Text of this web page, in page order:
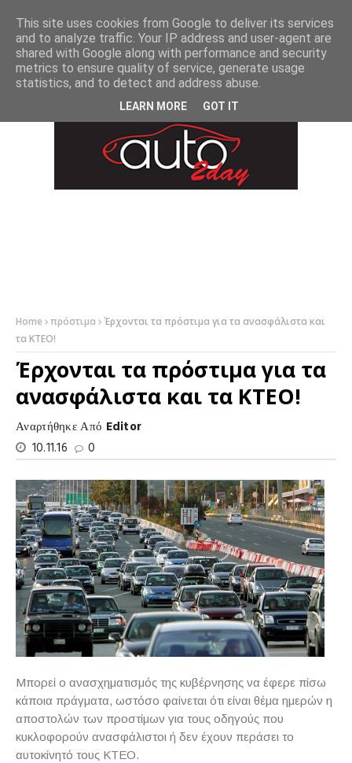
Home πρόστιμα
Έρχονται τα πρόστιμα για τα ανασφάλιστα και
τα ΚΤΕΟ!
Έρχονται τα πρόστιμα για τα
ανασφάλιστα και τα ΚΤΕΟ!
Αναρτήθηκε Από Editor
10.11.16
0
Μπορεί ο ανασχηματισμός της κυβέρνησης να έφερε πίσω
κάποια πράγματα, ωστόσο φαίνεται ότι είναι θέμα ημερών η
αποστολών των προστίμων για τους οδηγούς που
κυκλοφορούν ανασφάλιστοι ή δεν έχουν περάσει το
αυτοκίνητό τους ΚΤΕΟ.
This site uses cookies from Google to deliver its services
and to analyze traffic. Your IP address and user-agent are
shared with Google along with performance and security
metrics to ensure quality of service, generate usage
statistics, and to detect and address abuse.
LEARN MORE GOT IT